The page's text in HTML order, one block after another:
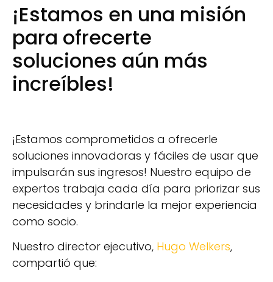
¡Estamos en una misión
para ofrecerte
soluciones aún más
increíbles!
¡Estamos comprometidos a ofrecerle
soluciones innovadoras y fáciles de usar que
impulsarán sus ingresos! Nuestro equipo de
expertos trabaja cada día para priorizar sus
necesidades y brindarle la mejor experiencia
como socio.
Nuestro director ejecutivo, Hugo Welkers,
compartió que: